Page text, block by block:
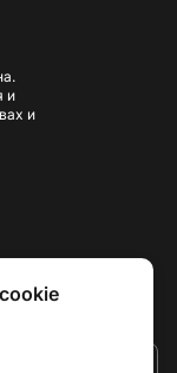
и
и